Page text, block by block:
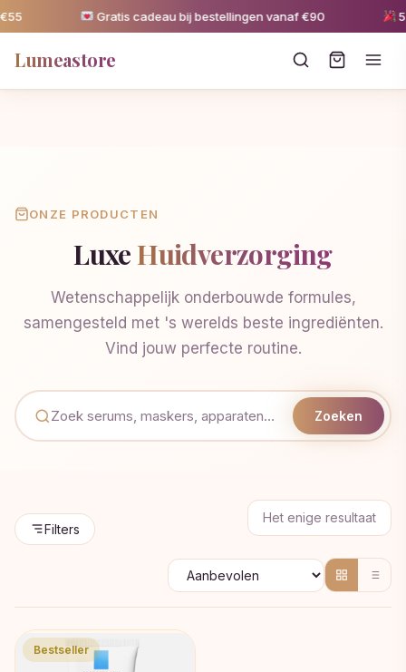
Gratis cadeau bij bestellingen vanaf €90
Lumeastore
ONZE PRODUCTEN
LuxeHuidverzorging
Wetenschappelijk onderbouwde formules,
samengesteld met 's werelds beste ingrediënten.
Vind jouw perfecte routine.
Zoeken
Filters
Het enige resultaat
Bestseller